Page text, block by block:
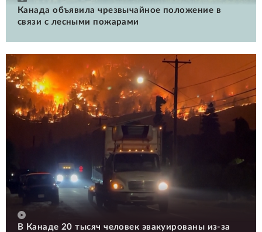
Канада объявила чрезвычайное положение в
связи с лесными пожарами
В Канаде 20 тысяч человек эвакуированы из-за